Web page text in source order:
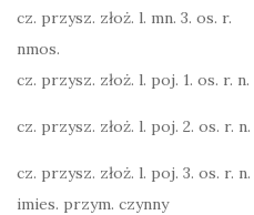
cz. przysz. złoż. l. mn. 3. os. r.
nmos.
cz. przysz. złoż. l. poj. 1. os. r. n.
cz. przysz. złoż. l. poj. 2. os. r. n.
cz. przysz. złoż. l. poj. 3. os. r. n.
imies. przym. czynny